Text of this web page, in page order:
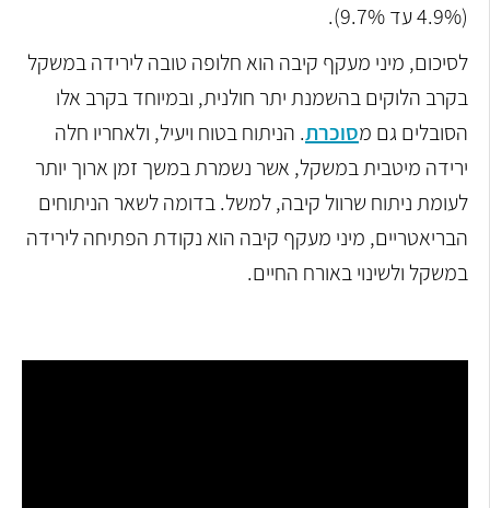
(4.9% עד 9.7%).
לסיכום, מיני מעקף קיבה הוא חלופה טובה לירידה במשקל
בקרב הלוקים בהשמנת יתר חולנית, ובמיוחד בקרב אלו
הסובלים גם מסוכרת. הניתוח בטוח ויעיל, ולאחריו חלה
ירידה מיטבית במשקל, אשר נשמרת במשך זמן ארוך יותר
לעומת ניתוח שרוול קיבה, למשל. בדומה לשאר הניתוחים
הבריאטריים, מיני מעקף קיבה הוא נקודת הפתיחה לירידה
במשקל ולשינוי באורח החיים.